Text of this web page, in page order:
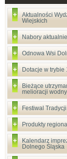
Aktualności
Wiejskich
Nabory
Odnowa Wsi
Dotacje w trybie
Bieżące
melioracji
Festiwal
Produkty
Kalendarz
Dolnego Śląska